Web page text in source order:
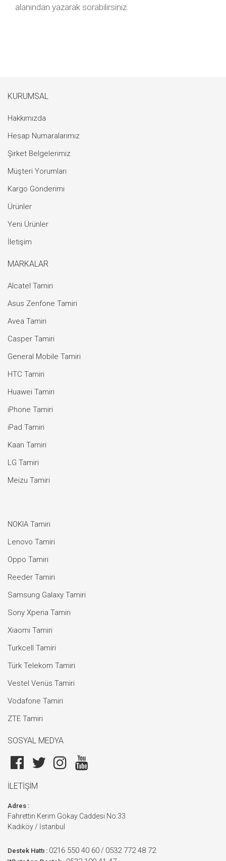
alanından yazarak sorabilirsiniz.
KURUMSAL
Hakkımızda
Hesap Numaralarımız
Şirket Belgelerimiz
Müşteri Yorumları
Kargo Gönderimi
Ürünler
Yeni Ürünler
İletişim
MARKALAR
Alcatel Tamiri
Asus Zenfone Tamiri
Avea Tamiri
Casper Tamiri
General Mobile Tamiri
HTC Tamiri
Huawei Tamiri
iPhone Tamiri
iPad Tamiri
Kaan Tamiri
LG Tamiri
Meizu Tamiri
NOKIA Tamiri
Lenovo Tamiri
Oppo Tamiri
Reeder Tamiri
Samsung Galaxy Tamiri
Sony Xperia Tamiri
Xiaomi Tamiri
Turkcell Tamiri
Türk Telekom Tamiri
Vestel Venüs Tamiri
Vodafone Tamiri
ZTE Tamiri
SOSYAL MEDYA
İLETİŞİM
Adres :
Fahrettin Kerim Gökay Caddesi No:33
Kadıköy / İstanbul
Destek Hattı : 0216 550 40 60 / 0532 772 48 72